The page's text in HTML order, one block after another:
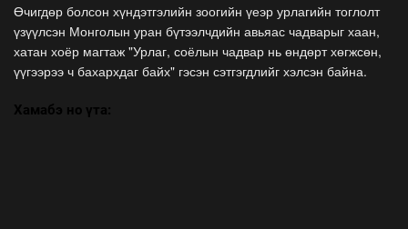
Өчигдөр болсон хүндэтгэлийн зоогийн үеэр урлагийн тоглолт
үзүүлсэн Монголын уран бүтээлчдийн авьяас чадварыг хаан,
хатан хоёр магтаж "Урлаг, соёлын чадвар нь өндөрт хөгжсөн,
үүгээрээ ч бахархдаг байх" гэсэн сэтгэгдлийг хэлсэн байна.
Хамабэ но үта: